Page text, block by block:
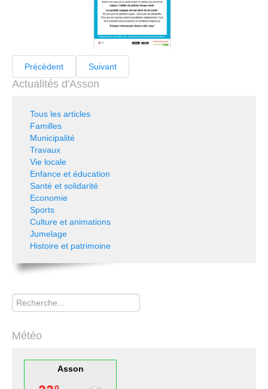
Précédent Suivant
Actualités d'Asson
Tous les articles
Familles
Municipalité
Travaux
Vie locale
Enfance et éducation
Santé et solidarité
Economie
Sports
Culture et animations
Jumelage
Histoire et patrimoine
Rechercher
Météo
Asson